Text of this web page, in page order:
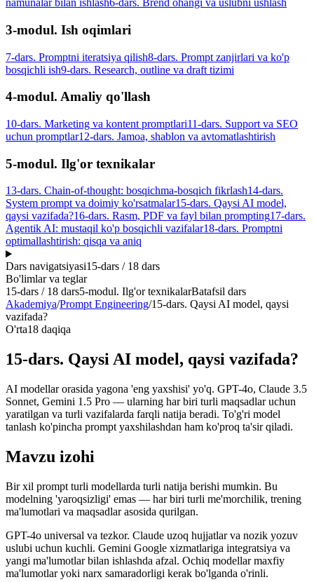
namunalar bilan ishlash6-dars. Brend ohangi va uslubni ushlash
3-modul. Ish oqimlari
7-dars. Promptni iteratsiya qilish8-dars. Prompt zanjirlari va ko'p
bosqichli ish9-dars. Research, outline va draft tizimi
4-modul. Amaliy qo'llash
10-dars. Marketing va kontent promptlari11-dars. Support va SEO
uchun promptlar12-dars. Jamoa, shablon va avtomatlashtirish
5-modul. Ilg'or texnikalar
13-dars. Chain-of-thought: bosqichma-bosqich fikrlash14-dars.
System prompt va doimiy ko'rsatmalar15-dars. Qaysi AI model,
qaysi vazifada?16-dars. Rasm, PDF va fayl bilan prompting17-dars.
Agentik AI: mustaqil ko'p bosqichli vazifalar18-dars. Promptni
optimallashtirish: qisqa va aniq
Dars navigatsiyasi15-dars / 18 dars
Bo'limlar va teglar
15-dars / 18 dars5-modul. Ilg'or texnikalarBatafsil dars
Akademiya/Prompt Engineering/15-dars. Qaysi AI model, qaysi
vazifada?
O'rta18 daqiqa
15-dars. Qaysi AI model, qaysi vazifada?
AI modellar orasida yagona 'eng yaxshisi' yo'q. GPT-4o, Claude 3.5
Sonnet, Gemini 1.5 Pro — ularning har biri turli maqsadlar uchun
yaratilgan va turli vazifalarda farqli natija beradi. To'g'ri model
tanlash ko'pincha prompt yaxshilashdan ham ko'proq ta'sir qiladi.
Mavzu izohi
Bir xil prompt turli modellarda turli natija berishi mumkin. Bu
modelning 'yaroqsizligi' emas — har biri turli me'morchilik, trening
ma'lumotlari va maqsadlar asosida qurilgan.
GPT-4o universal va tezkor. Claude uzoq hujjatlar va nozik yozuv
uslubi uchun kuchli. Gemini Google xizmatlariga integratsiya va
yangi ma'lumotlar bilan ishlashda afzal. Ochiq modellar maxfiy
ma'lumotlar yoki narx samaradorligi kerak bo'lganda o'rinli.